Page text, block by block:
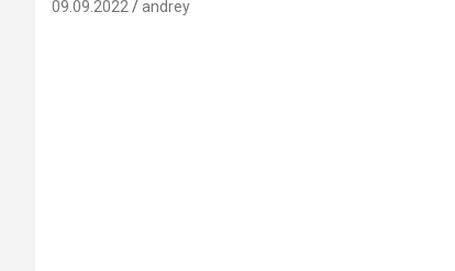
09.09.2022 andrey